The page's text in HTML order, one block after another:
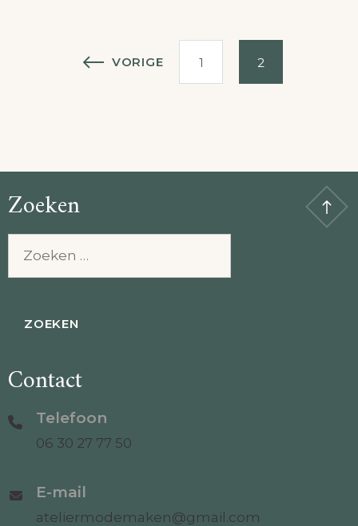
BerichtnavigatieVORIGE 1 2
Zoeken
Contact
Telefoon
06 30 27 77 50
E-mail
ateliermodemaken@gmail.com